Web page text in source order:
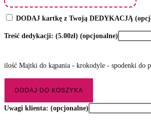
DODAJ kartkę z Twoją DEDYKACJĄ
Treść dedykacji: (5.00zł) (opcjonalne)
ilość Majtki do kąpania - krokodyle - spodenki do
DODAJ DO KOSZYKA
Uwagi klienta: (opcjonalne)